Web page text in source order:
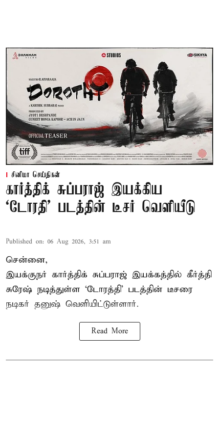
சினிமா செய்திகள்
கார்த்திக் சுப்பராஜ் இயக்கிய
`டோரதி' படத்தின் டீசர் வெளியீடு
Published on: 06 Aug 2026, 3:51 am
சென்னை,
இயக்குநர் கார்த்திக் சுப்பராஜ் இயக்கத்தில் கீர்த்தி
சுரேஷ் நடித்துள்ள `டோரத்தி' படத்தின் டீசரை
நடிகர் தனுஷ் வெளியிட்டுள்ளார்.
Read More